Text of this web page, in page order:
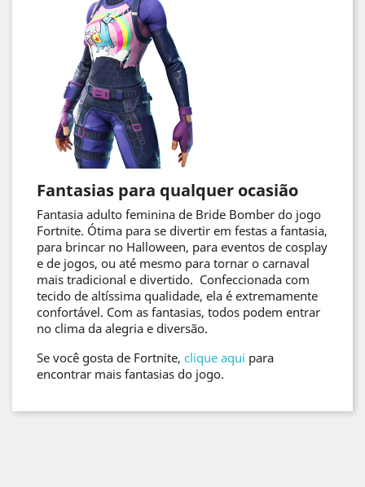
Fantasias para qualquer ocasião
Fantasia adulto feminina de Bride Bomber do jogo
Fortnite. Ótima para se divertir em festas a fantasia,
para brincar no Halloween, para eventos de cosplay
e de jogos, ou até mesmo para tornar o carnaval
mais tradicional e divertido. Confeccionada com
tecido de altíssima qualidade, ela é extremamente
confortável. Com as fantasias, todos podem entrar
no clima da alegria e diversão.
Se você gosta de Fortnite, clique aqui para
encontrar mais fantasias do jogo.